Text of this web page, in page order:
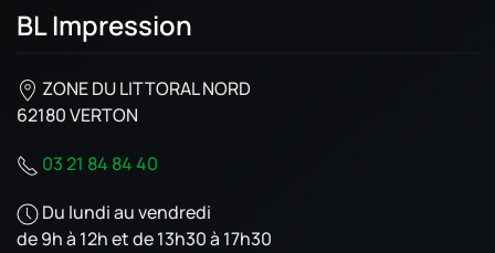
BL Impression
ZONE DU LITTORAL NORD
62180 VERTON
03 21 84 84 40
Du lundi au vendredi
de 9h à 12h et de 13h30 à 17h30